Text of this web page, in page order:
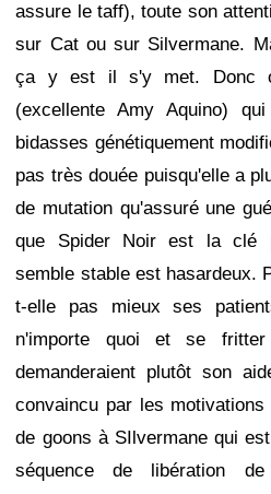
assure le taff), toute son
sur Cat ou sur Silvermane.
ça y est il s'y met. Donc
(excellente Amy Aquino)
bidasses génétiquement
pas très douée puisqu'elle a
de mutation qu'assuré une
que Spider Noir est la clé
semble stable est hasardeux.
t-elle pas mieux ses
n'importe quoi et se
demanderaient plutôt son
convaincu par les
de goons à SIlvermane qui
séquence de libération